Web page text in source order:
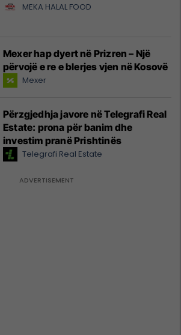
MEKA HALAL FOOD
Mexer hap dyert në Prizren – Një
përvojë e re e blerjes vjen në Kosovë
Mexer
Përzgjedhja javore në Telegrafi Real
Estate: prona për banim dhe
investim pranë Prishtinës
Telegrafi Real Estate